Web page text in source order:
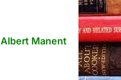
Albert Manent